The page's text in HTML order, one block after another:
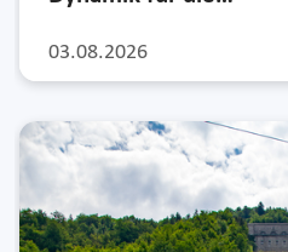
03.08.2026